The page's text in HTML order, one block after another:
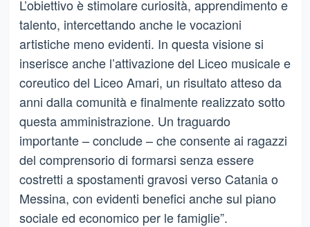
L’obiettivo è stimolare curiosità, apprendimento e
talento, intercettando anche le vocazioni
artistiche meno evidenti. In questa visione si
inserisce anche l’attivazione del Liceo musicale e
coreutico del Liceo Amari, un risultato atteso da
anni dalla comunità e finalmente realizzato sotto
questa amministrazione. Un traguardo
importante – conclude – che consente ai ragazzi
del comprensorio di formarsi senza essere
costretti a spostamenti gravosi verso Catania o
Messina, con evidenti benefici anche sul piano
sociale ed economico per le famiglie”.